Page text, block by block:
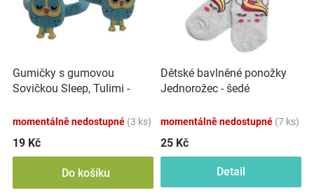
Přihlášení
ůo
d
u
t
ů
Gumičky s gumovou
Sovičkou Sleep, Tulimi -
momentálně nedostupné (3 ks)
19 Kč
Do košíku
Dětské bavlněné ponožky
Jednorožec - šedé
momentálně nedostupné (7 ks)
25 Kč
Detail